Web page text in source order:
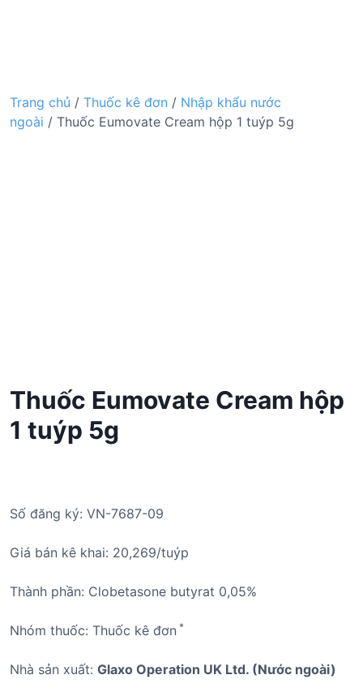
Trang chủ / Thuốc kê đơn / Nhập khẩu nước
ngoài / Thuốc Eumovate Cream hộp 1 tuýp 5g
Thuốc Eumovate Cream hộp
1 tuýp 5g
Số đăng ký: VN-7687-09
Giá bán kê khai: 20,269/tuýp
Thành phần: Clobetasone butyrat 0,05%
Nhóm thuốc: Thuốc kê đơn *
Nhà sản xuất: Glaxo Operation UK Ltd. (Nước ngoài)